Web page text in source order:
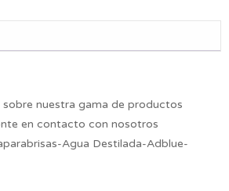
nuestra gama de productos
en contacto con nosotros
Agua Destilada-Adblue-